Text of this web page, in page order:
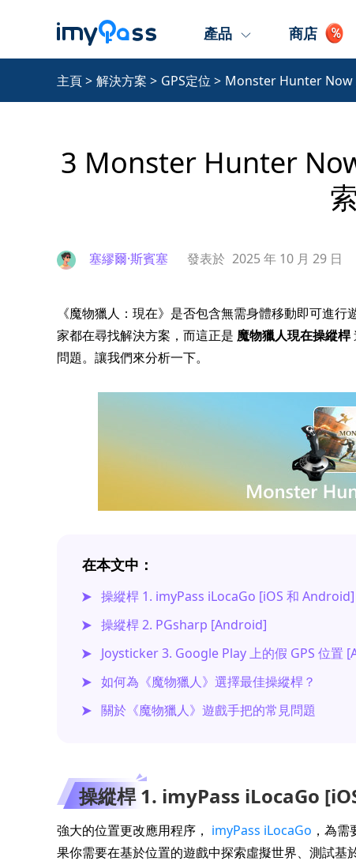
產品 商店
主頁> 解決方案 > GPS定位 > Monster Hunter Now
3 Monster Hunter
塞繆爾·斯賓塞 發表於 2025 年 10 月 29 日
《魔物獵人：現在》是否包含無需身體移動即可進
家都在尋找解決方案，而這正是 魔物獵人現在操縱桿
問題。讓我們來分析一下。
在本文中：
操縱桿 1. imyPass iLocaGo [iOS 和 Android]
操縱桿 2. PGsharp [Android]
Joysticker 3. Google Play 上的假 GPS 位置
如何為《魔物獵人》選擇最佳操縱桿？
關於《魔物獵人》遊戲手把的常見問題
操縱桿 1. imyPass iLocaGo
強大的位置更改應用程序， imyPass iLocaGo ，為
果你需要在基於位置的遊戲中探索虛擬世界、測試